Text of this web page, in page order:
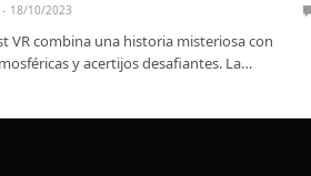
18/10/2023
VR combina una historia misteriosa con
y acertijos desafiantes. La…